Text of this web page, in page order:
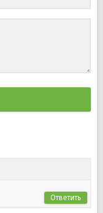
Ответить